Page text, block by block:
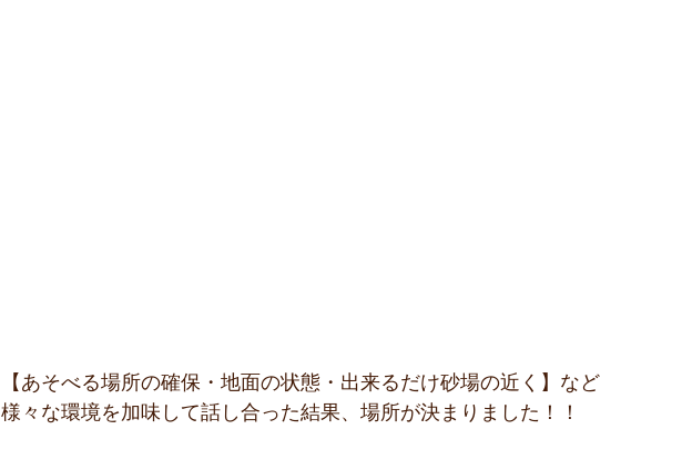
【あそべる場所の確保・地面の状態・出来るだけ砂場の近く】など
様々な環境を加味して話し合った結果、場所が決まりました！！